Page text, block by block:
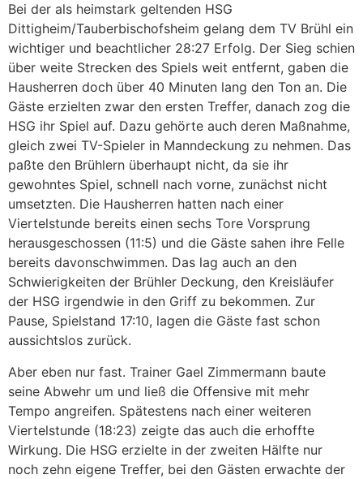
Bei der als heimstark geltenden HSG
Dittigheim/Tauberbischofsheim gelang dem TV Brühl ein
wichtiger und beachtlicher 28:27 Erfolg. Der Sieg schien
über weite Strecken des Spiels weit entfernt, gaben die
Hausherren doch über 40 Minuten lang den Ton an. Die
Gäste erzielten zwar den ersten Treffer, danach zog die
HSG ihr Spiel auf. Dazu gehörte auch deren Maßnahme,
gleich zwei TV-Spieler in Manndeckung zu nehmen. Das
paßte den Brühlern überhaupt nicht, da sie ihr
gewohntes Spiel, schnell nach vorne, zunächst nicht
umsetzten. Die Hausherren hatten nach einer
Viertelstunde bereits einen sechs Tore Vorsprung
herausgeschossen (11:5) und die Gäste sahen ihre Felle
bereits davonschwimmen. Das lag auch an den
Schwierigkeiten der Brühler Deckung, den Kreisläufer
der HSG irgendwie in den Griff zu bekommen. Zur
Pause, Spielstand 17:10, lagen die Gäste fast schon
aussichtslos zurück.
Aber eben nur fast. Trainer Gael Zimmermann baute
seine Abwehr um und ließ die Offensive mit mehr
Tempo angreifen. Spätestens nach einer weiteren
Viertelstunde (18:23) zeigte das auch die erhoffte
Wirkung. Die HSG erzielte in der zweiten Hälfte nur
noch zehn eigene Treffer, bei den Gästen erwachte der